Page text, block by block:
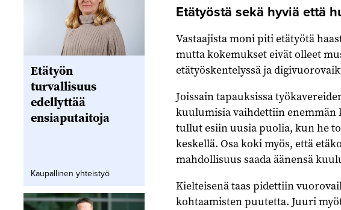
Etätyöstä sekä hyviä että
Vastaajista moni piti etätyötä
mutta kokemukset eivät olleet
etätyöskentelyssä ja
Joissain tapauksissa
kuulumisia vaihdettiin enemmän
tullut esiin uusia puolia, kun he
keskellä. Osa koki myös, että
mahdollisuus saada äänensä
Kielteisenä taas pidettiin
kohtaamisten puutetta. Juuri
Etätyön
turvallisuus
edellyttää
ensiaputaitoja
Kaupallinen yhteistyö